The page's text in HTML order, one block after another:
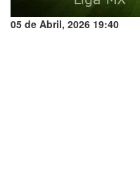
05 de Abril, 2026 19:40